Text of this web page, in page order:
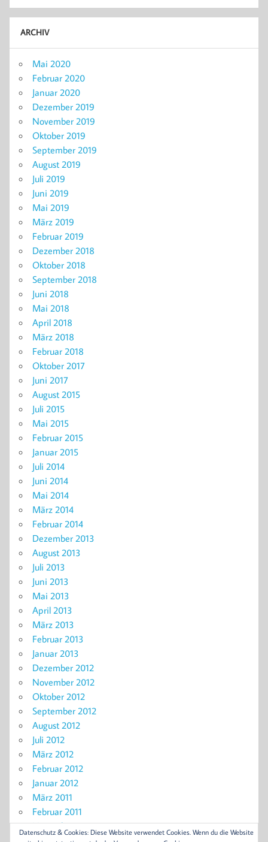
ARCHIV
Mai 2020
Februar 2020
Januar 2020
Dezember 2019
November 2019
Oktober 2019
September 2019
August 2019
Juli 2019
Juni 2019
Mai 2019
März 2019
Februar 2019
Dezember 2018
Oktober 2018
September 2018
Juni 2018
Mai 2018
April 2018
März 2018
Februar 2018
Oktober 2017
Juni 2017
August 2015
Juli 2015
Mai 2015
Februar 2015
Januar 2015
Juli 2014
Juni 2014
Mai 2014
März 2014
Februar 2014
Dezember 2013
August 2013
Juli 2013
Juni 2013
Mai 2013
April 2013
März 2013
Februar 2013
Januar 2013
Dezember 2012
November 2012
Oktober 2012
September 2012
August 2012
Juli 2012
März 2012
Februar 2012
Januar 2012
März 2011
Februar 2011
November 2010
Datenschutz & Cookies: Diese Website verwendet Cookies. Wenn du die Website